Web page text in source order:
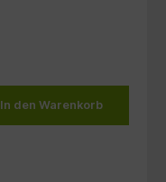
In den Warenkorb